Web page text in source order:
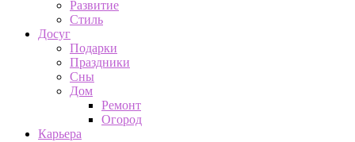
Развитие
Стиль
Досуг
Подарки
Праздники
Сны
Дом
Ремонт
Огород
Карьера